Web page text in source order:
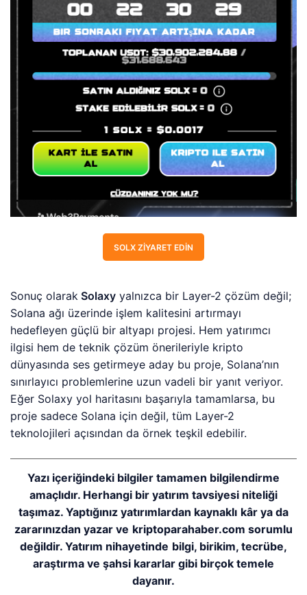
SOLX ZIYARET EDIN
Sonuç olarak Solaxy yalnızca bir Layer-2 çözüm değil;
Solana ağı üzerinde işlem kalitesini artırmayı
hedefleyen güçlü bir altyapı projesi. Hem yatırımcı
ilgisi hem de teknik çözüm önerileriyle kripto
dünyasında ses getirmeye aday bu proje, Solana’nın
sınırlayıcı problemlerine uzun vadeli bir yanıt veriyor.
Eğer Solaxy yol haritasını başarıyla tamamlarsa, bu
proje sadece Solana için değil, tüm Layer-2
teknolojileri açısından da örnek teşkil edebilir.
Yazı içeriğindeki bilgiler tamamen bilgilendirme
amaçlıdır. Herhangi bir yatırım tavsiyesi niteliği
taşımaz. Yaptığınız yatırımlardan kaynaklı kâr ya da
zararınızdan yazar ve kriptoparahaber.com sorumlu
değildir. Yatırım nihayetinde bilgi, birikim, tecrübe,
araştırma ve şahsi kararlar gibi birçok temele
dayanır.